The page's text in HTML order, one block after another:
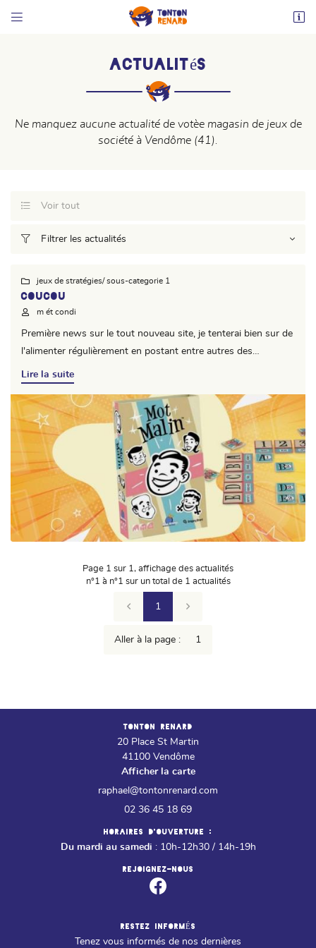

Accueil
autour des jeux

UNE
02 36 45 18
En cochant cette case, vous consentez à recevoir nos propositions commerciales à
VOUS POUVEZ NOUS CONTACTER AUX NUMÉRO
SUIVANT :
Actualités
Ne manquez aucune actualité de votèe magasin de jeux de
société à Vendôme (41).
 Voir tout
 Filtrer les actualités
 jeux de stratégies/ sous-categorie 1
COUCOU
 m ét condi
Première news sur le tout nouveau site, je tenterai bien sur de
l'alimenter régulièrement en postant entre autres des
informations et des compte rendus des différents moments
ludiques à venir à la boutique.
Lire la suite
Page 1 sur 1, affichage des actualités
n°1 à n°1 sur un total de 1 actualités
1
Aller à la page :
TONTON RENARD
20 Place St Martin
41100 Vendôme
Afficher la carte
02 36 45 18 69
HORAIRES D'OUVERTURE :
Du mardi au samedi : 10h-12h30 / 14h-19h
REJOIGNEZ-NOUS
RESTEZ INFORMÉS
Tenez vous informés de nos dernières